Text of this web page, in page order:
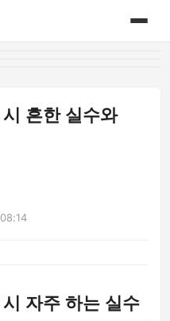
흔한 실수와
자주 하는 실수